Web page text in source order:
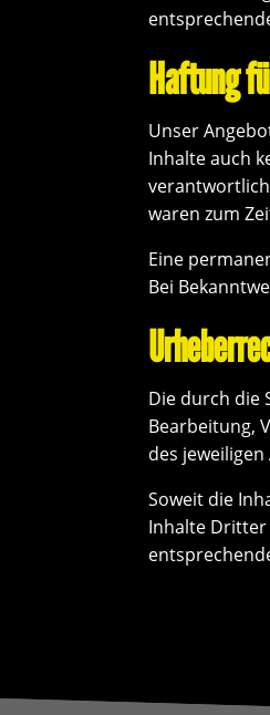
Haftung
Unser
Inhalte auch
waren zum
Eine
Bei
Die durch die
Bearbeitung,
des
Soweit die
Inhalte Dritter